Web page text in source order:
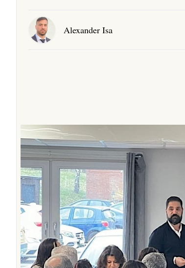
Alexander Isa